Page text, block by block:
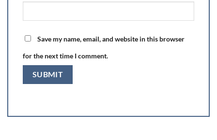
Save my name, email, and website in this browser
for the next time I comment.